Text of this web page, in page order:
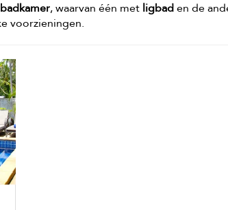
, waarvan één met ligbaden de
voorzieningen.